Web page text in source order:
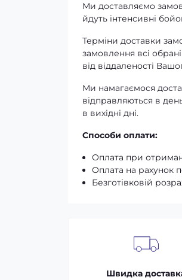
Ми доставляємо
йдуть інтенсивні
Терміни доставки
замовлення всі
від віддаленості
Ми намагаємося
відправляються в
в вихідні дні.
Способи оплати:
Оплата при
Оплата на рахунок
Безготівковій
Швидка